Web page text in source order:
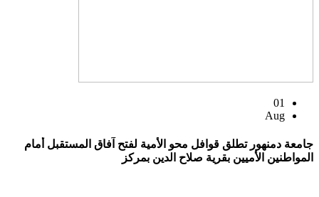
01
Aug
جامعة دمنهور تطلق قوافل محو الأمية لفتح آفاق المستقبل أمام
المواطنين الأميين بقرية صلاح الدين بمركز